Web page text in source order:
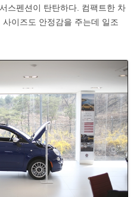
스펜션이 탄탄하다. 컴팩트한 차
이즈도 안정감을 주는데 일조